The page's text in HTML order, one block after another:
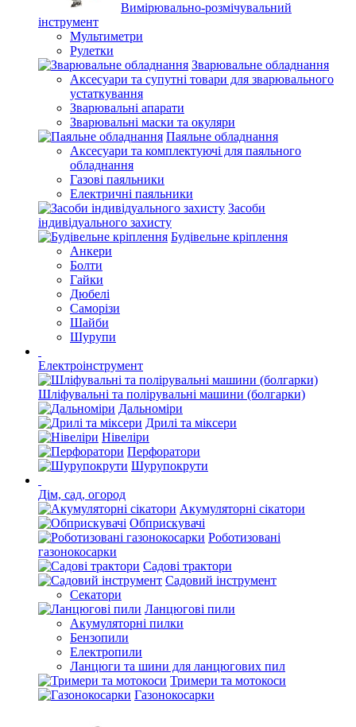
Вимірювально-розмічувальний
інструмент
Мультиметри
Рулетки
Зварювальне обладнання
Аксесуари та супутні товари для зварювального
устаткування
Зварювальні апарати
Зварювальні маски та окуляри
Паяльне обладнання
Аксесуари та комплектуючі для паяльного
обладнання
Газові паяльники
Електричні паяльники
Засоби
індивідуального захисту
Будівельне кріплення
Анкери
Болти
Гайки
Дюбелі
Саморізи
Шайби
Шурупи
Електроінструмент
Шліфувальні та полірувальні машини (болгарки)
Дальноміри
Дрилі та міксери
Нівеліри
Перфоратори
Шурупокрути
Дім, сад, огород
Акумуляторні сікатори
Обприскувачі
Роботизовані
газонокосарки
Садові трактори
Садовий інструмент
Секатори
Ланцюгові пили
Акумуляторні пилки
Бензопили
Електропили
Ланцюги та шини для ланцюгових пил
Тримери та мотокоси
Газонокосарки